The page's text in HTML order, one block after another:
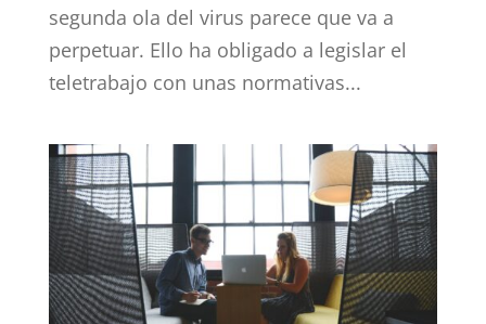
segunda ola del virus parece que va a
perpetuar. Ello ha obligado a legislar el
teletrabajo con unas normativas...